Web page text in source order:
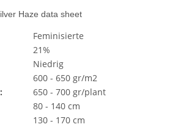
Haze data sheet
Feminisierte
21%
Niedrig
600 - 650 gr/m2
650 - 700 gr/plant
80 - 140 cm
130 - 170 cm